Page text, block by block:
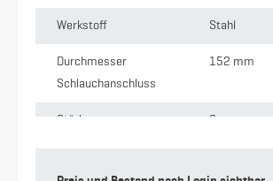
Werkstoff Stahl
Durchmesser
Schlauchanschluss
152 mm
Stärke 2 mm